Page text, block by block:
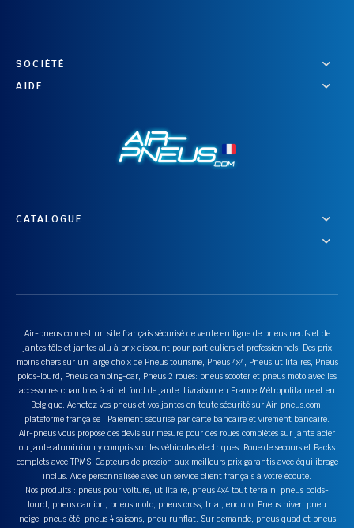
SOCIÉTÉ
AIDE
CATALOGUE
Air-pneus.com est un site français sécurisé de vente en ligne de pneus neufs et de
jantes tôle et jantes alu à prix discount pour particuliers et professionnels. Des prix
moins chers sur un large choix de Pneus tourisme, Pneus 4x4, Pneus utilitaires, Pneus
poids-lourd, Pneus camping-car, Pneus 2 roues: pneus scooter et pneus moto avec les
accessoires chambres à air et fond de jante. Livraison en France Métropolitaine et en
Belgique. Achetez vos pneus et vos jantes en toute sécurité sur Air-pneus.com,
plateforme française ! Paiement sécurisé par carte bancaire et virement bancaire.
Air-pneus vous propose des devis sur mesure pour des roues complètes sur jante acier
ou jante aluminium y compris sur les véhicules électriques. Roue de secours et Packs
complets avec TPMS, Capteurs de pression aux meilleurs prix garantis avec équilibrage
inclus. Aide personnalisée avec un service client français à votre écoute.
Nos produits : pneus pour voiture, utilitaire, pneus 4x4 tout terrain, pneus poids-
lourd, pneus camion, pneus moto, pneus cross, trial, enduro. Pneus hiver, pneu
neige, pneus été, pneus 4 saisons, pneu runflat. Sur demande, pneus quad et pneus